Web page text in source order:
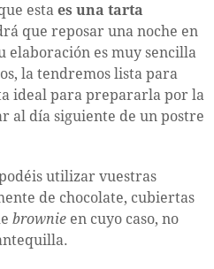
esta es una tarta
que reposar una noche en
elaboración es muy sencilla
la tendremos lista para
ideal para prepararla por la
al día siguiente de un postre
utilizar vuestras
de chocolate, cubiertas
brownie en cuyo caso, no